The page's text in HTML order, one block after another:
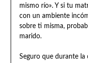
mismo río». Y si tu
con un ambiente
sobre ti misma,
marido.
Seguro que durante la